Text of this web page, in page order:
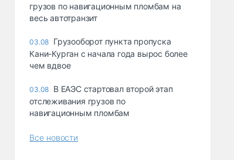
грузов по навигационным пломбам на
весь автотранзит
03.08 Грузооборот пункта пропуска
Кани-Курган с начала года вырос более
чем вдвое
03.08 В ЕАЭС стартовал второй этап
отслеживания грузов по
навигационным пломбам
Все новости